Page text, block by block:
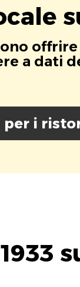
a dati
per i